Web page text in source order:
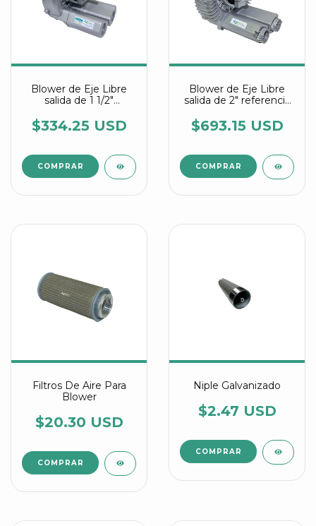
Blower de Eje Libre
salida de 1 1/2"
1WD99
$334.25 USD
Blower de Eje Libre
salida de 2" referencia
$693.15 USD
Filtros De Aire Para
Blower
$20.30 USD
COMPRAR
Niple Galvanizado
$2.47 USD
COMPRAR